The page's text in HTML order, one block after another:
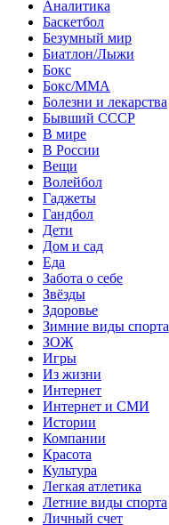
Аналитика
Баскетбол
Безумный мир
Биатлон/Лыжи
Бокс
Бокс/MMA
Болезни и лекарства
Бывший СССР
В мире
В России
Вещи
Волейбол
Гаджеты
Гандбол
Дети
Дом и сад
Еда
Забота о себе
Звёзды
Здоровье
Зимние виды спорта
ЗОЖ
Игры
Из жизни
Интернет
Интернет и СМИ
Истории
Компании
Красота
Культура
Легкая атлетика
Летние виды спорта
Личный счет